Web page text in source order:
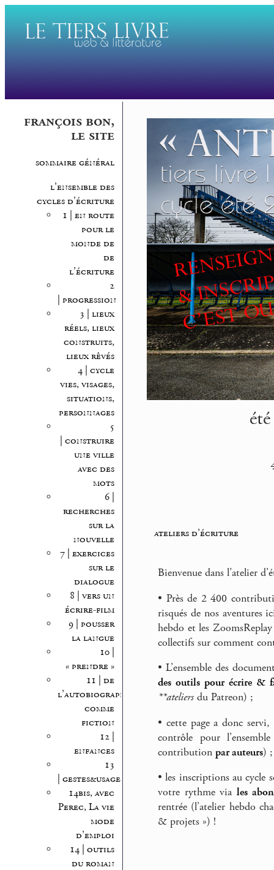
françois bon,
le site
sommaire général
l’ensemble des
cycles d’écriture
1 | en route
pour le
monde de
de
l’écriture
2
| progression
3 | lieux
réels, lieux
construits,
lieux rêvés
4 | cycle
vies, visages,
situations,
personnages
5
| construire
une ville
avec des
mots
6 |
recherches
sur la
nouvelle
7 | exercices
sur le
dialogue
8 | vers un
écrire-film
9 | pousser
la langue
10 |
« prendre »
11 | de
l’autobiographie
comme
fiction
12 |
enfances
13
| gestes&usages
14bis, avec
Perec, La vie
mode
d’emploi
14 | outils
du roman
ateliers d’écriture
Bienvenue dans l’atelier
• Près de 2 400
risqués de nos aventures
hebdo et les
collectifs sur comment
• L’ensemble des
des outils pour écrire &
**ateliers du Patreon) ;
• cette page a donc
contrôle pour
contribution par auteurs) ;
• les inscriptions au cycle
votre rythme viales
rentrée (l’atelier hebdo
& projets ») !